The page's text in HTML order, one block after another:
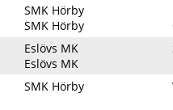
SMK Hörby
SMK Hörby
Eslövs MK
Eslövs MK
SMK Hörby